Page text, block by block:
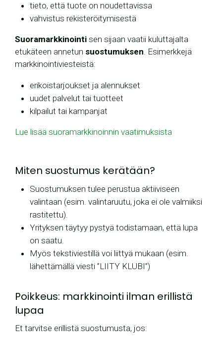
tieto, että tuote on noudettavissa
vahvistus rekisteröitymisestä
Suoramarkkinointi sen sijaan vaatii kuluttajalta
etukäteen annetun suostumuksen. Esimerkkejä
markkinointiviesteistä:
erikoistarjoukset ja alennukset
uudet palvelut tai tuotteet
kilpailut tai kampanjat
Lue lisää suoramarkkinoinnin vaatimuksista
Miten suostumus kerätään?
Suostumuksen tulee perustua aktiiviseen
valintaan (esim. valintaruutu, joka ei ole valmiiksi
rastitettu).
Yrityksen täytyy pystyä todistamaan, että lupa
on saatu.
Myös tekstiviestillä voi liittyä mukaan (esim.
lähettämällä viesti ”LIITY KLUBI”)
Poikkeus: markkinointi ilman erillistä
lupaa
Et tarvitse erillistä suostumusta, jos: